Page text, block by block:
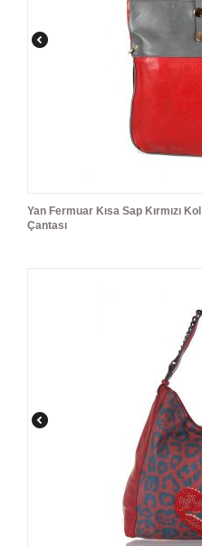
Yan Fermuar Kısa Sap Kırmızı Kol
Çantası